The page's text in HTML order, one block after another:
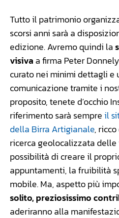
Tutto il patrimonio
scorsi anni sarà a
edizione. Avremo quindi la
visiva a firma Peter
curato nei minimi dettagli e
comunicazione tramite i
proposito, tenete d’occhio
riferimento sarà sempre il
della Birra Artigianale,
ricerca geolocalizzata
possibilità di creare il
appuntamenti, la fruibilità
mobile. Ma, aspetto più
solito, preziosissimo
aderiranno alla